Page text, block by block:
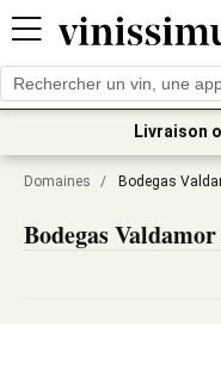
Livraison
Domaines / Bodegas
Bodegas Valdamor